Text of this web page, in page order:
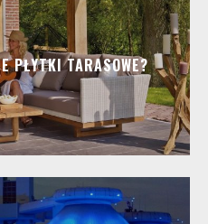
PŁYTKI TARASOWE?